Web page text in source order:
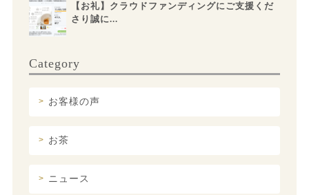
【お礼】クラウドファンディングにご支援くだ
さり誠に...
Category
お客様の声
お茶
ニュース